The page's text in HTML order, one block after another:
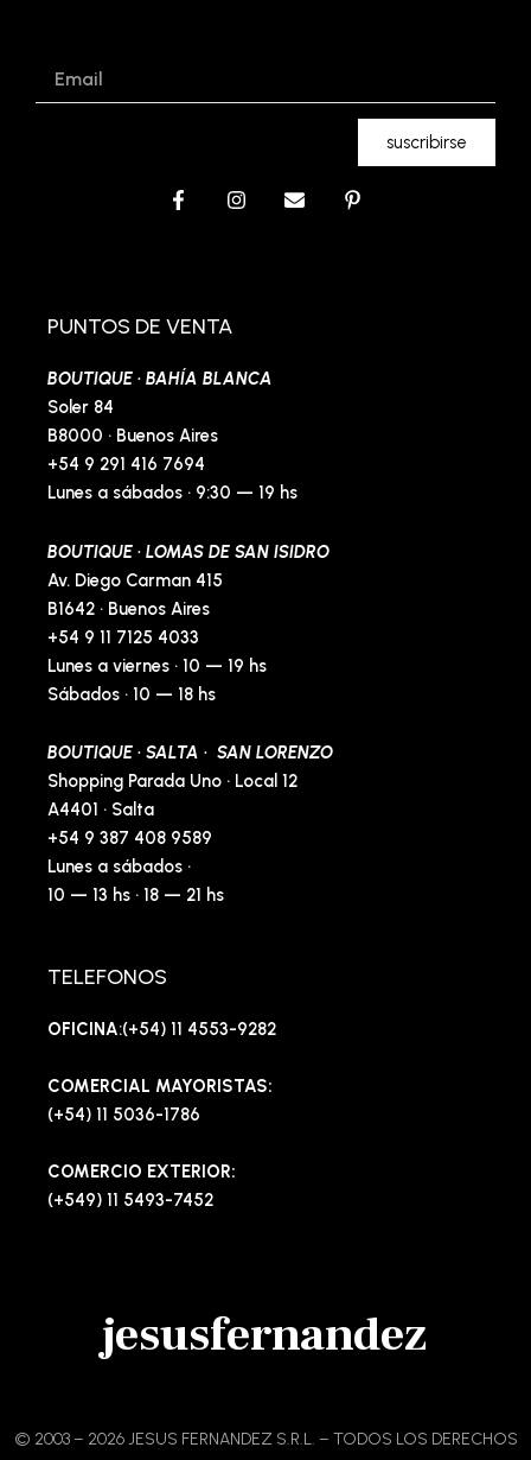
suscribirse
F
o
k
f
I
E
P
PUNTOS DE VENTA
BOUTIQUE · BAHÍA BLANCA
Soler 84
B8000 · Buenos Aires
+54 9 291 416 7694
Lunes a sábados · 9:30 — 19 hs
BOUTIQUE · LOMAS DE SAN ISIDRO
Av. Diego Carman 415
B1642 · Buenos Aires
+54 9 11 7125 4033
Lunes a viernes · 10 — 19 hs
Sábados · 10 — 18 hs
BOUTIQUE · SALTA · SAN LORENZO
Shopping Parada Uno · Local 12
A4401 · Salta
+54 9 387 408 9589
Lunes a sábados ·
10 — 13 hs · 18 — 21 hs
TELEFONOS
OFICINA:(+54) 11 4553-9282
COMERCIAL MAYORISTAS:
(+54) 11 5036-1786
COMERCIO EXTERIOR:
(+549) 11 5493-7452
jesusfernandez
© 2003 – 2026 JESUS FERNANDEZ S.R.L. – TODOS LOS DERECHOS